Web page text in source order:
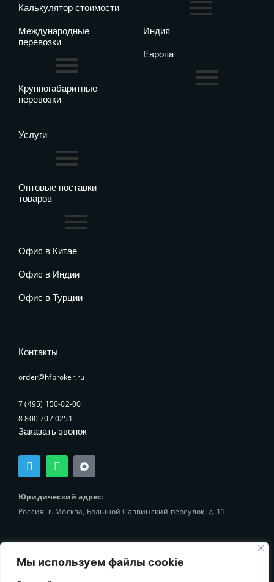
Мы используем файлы cookie
Калькулятор стоимости
Международные
перевозки
Крупногабаритные
перевозки
Индия
Европа
Услуги
Оптовые поставки
товаров
Офис в Китае
Офис в Индии
Офис в Турции
Контакты
order@hfbroker.ru
7 (495) 150-02-00
8 800 707 0251
Заказать звонок
T
e
l
e
g
r
W
h
a
t
s
a
Юридический адрес:
Россия, г. Москва, Большой Саввинский переулок, д. 11